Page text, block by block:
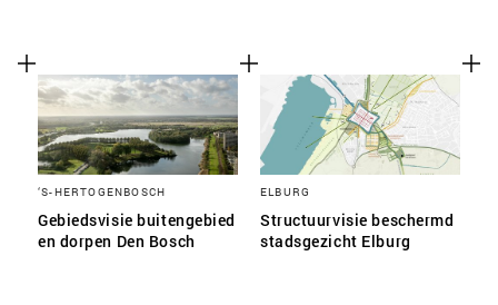
‘S-HERTOGENBOSCH
Gebiedsvisie buitengebied
en dorpen Den Bosch
ELBURG
Structuurvisie beschermd
stadsgezicht Elburg